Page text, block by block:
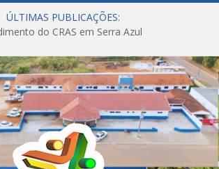
ÚLTIMAS PUBLICAÇÕES:
do CRAS em Serra Azul